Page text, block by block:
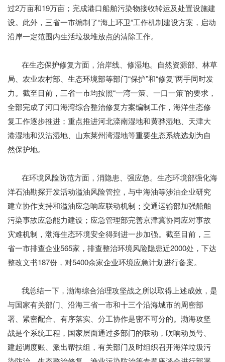
过2万亩和19万亩；完成港口船舶污染物接收转运及处置设施建
设。此外，三省一市编制了“海上环卫”工作机制建设方案，启动
沿岸一定范围内生活垃圾堆放点的清除工作。
在生态保护修复方面，治岸线、修湿地。自然资源部、林草
局、农业农村部、生态环境部等部门“保护”和“修复”两手同时发
力。截至目前，三省一市均按照“一湾一策、一口一策”的要求，
全部完成了河口海湾综合整治修复方案编制工作，海洋生态修
复工作逐步推进；重点推进河北滦南湿地和黄骅湿地、天津大
港湿地和汉沽湿地、山东莱州湾湿地等重要生态系统选划为自
然保护地。
在环境风险防范方面，消隐患、强应急。生态环境部强化海
洋石油勘探开发活动溢油风险管控，与中海油等涉油企业研究
建立协作支持和溢油应急响应联动机制；交通运输部加强船舶
污染事故应急能力建设；应急管理部完善京津冀协同应对事故
灾难机制，渤海生态环境安全得到进一步加强。截至目前，三
省一市排查企业565家，排查整治环境风险隐患近2000处，下达
整改文书187份，对5400余家企业环境应急计划进行备案。
我总结一下，渤海综合治理攻坚战之所以取得上述成效，是
与国家有关部门、沿海三省一市和十三个沿海城市的周密部
署、紧密配合、有序落实、分工协作是密不可分的。渤海攻坚
战是个系统工程，国家层面通过多部门的联动，吹响动员号、
建起调度账、派出帮扶组，有关部门及时组织召开海洋垃圾污